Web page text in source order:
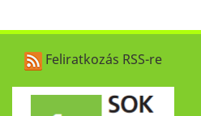
Feliratkozás RSS-re